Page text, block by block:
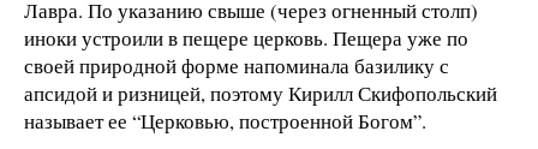
Лавра. По указанию свыше (через огненный столп)
иноки устроили в пещере церковь. Пещера уже по
своей природной форме напоминала базилику с
апсидой и ризницей, поэтому Кирилл Скифопольский
называет ее “Церковью, построенной Богом”.